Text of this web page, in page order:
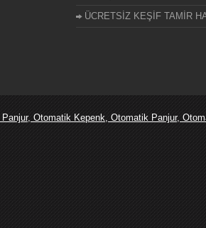
ÜCRETSİZ KEŞİF TAMİR
Otomatik Kepenk, Otomatik Panjur,